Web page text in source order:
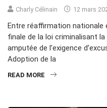
Charly Célinain 12 mars
Entre réaffirmation nationale
finale de la loi criminalisant
amputée de l’exigence
Adoption de la
READ MORE